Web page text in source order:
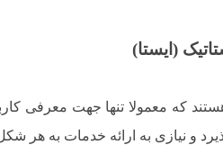
(ایستا)
و نیازی به ارائه خدمات به هر